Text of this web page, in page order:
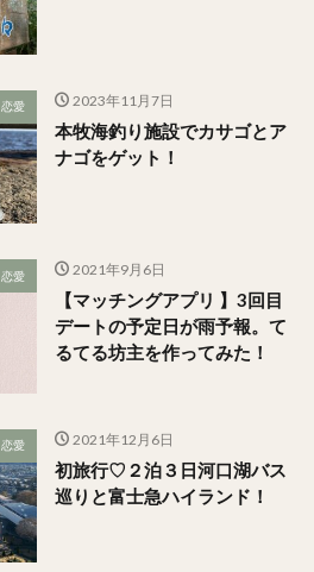
恋愛 2023年11月7日
本牧海釣り施設でカサゴとア
ナゴをゲット！
恋愛 2021年9月6日
【マッチングアプリ 】3回目
デートの予定日が雨予報。て
るてる坊主を作ってみた！
恋愛 2021年12月6日
初旅行♡２泊３日河口湖バス
巡りと富士急ハイランド！